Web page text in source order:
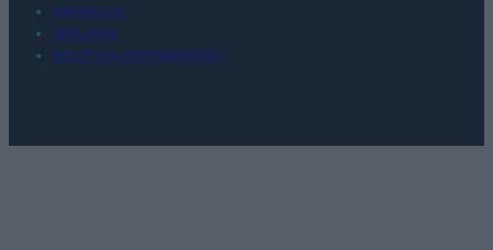
REDAKCJA
REKLAMA
POLITYKA PRYWATNOŚCI